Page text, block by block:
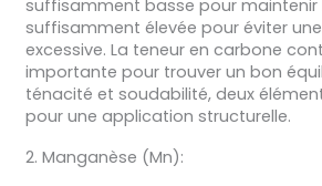
suffisamment basse pour maintenir
suffisamment élevée pour éviter
excessive. La teneur en carbone
importante pour trouver un bon
ténacité et soudabilité, deux
pour une application structurelle.
2. Manganèse (Mn):